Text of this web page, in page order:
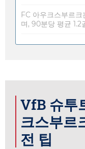
FC 아우크스부르크
며, 90분당 평균 1.2
VfB 슈투
크스부르
전 팁